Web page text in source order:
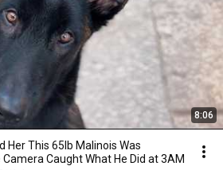
8:06
Her This 65lb Malinois Was
Caught What He Did at 3AM